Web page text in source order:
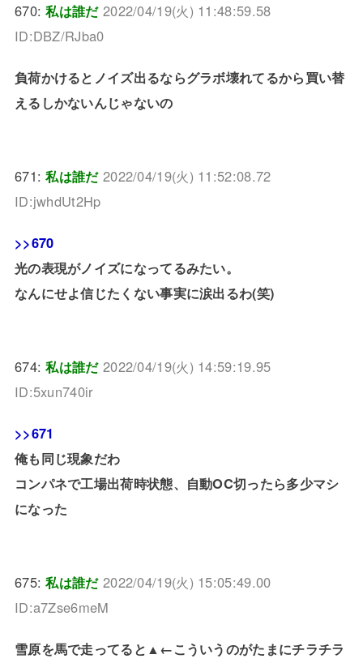
670:私は誰だ 2022/04/19(火) 11:48:59.58
ID:DBZ/RJba0
負荷かけるとノイズ出るならグラボ壊れてるから買い替
えるしかないんじゃないの
671:私は誰だ 2022/04/19(火) 11:52:08.72
ID:jwhdUt2Hp
>>670
光の表現がノイズになってるみたい。
なんにせよ信じたくない事実に涙出るわ(笑)
674:私は誰だ 2022/04/19(火) 14:59:19.95
ID:5xun740ir
>>671
俺も同じ現象だわ
コンパネで工場出荷時状態、自動OC切ったら多少マシ
になった
675:私は誰だ 2022/04/19(火) 15:05:49.00
ID:a7Zse6meM
雪原を馬で走ってると▲←こういうのがたまにチラチラ